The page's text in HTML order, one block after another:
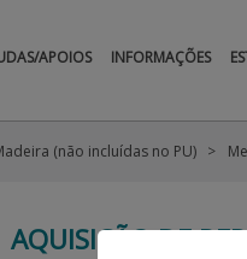
APOIOS INFORMAÇÕES
(não incluídas no PU)
AQUISIÇÃO DE